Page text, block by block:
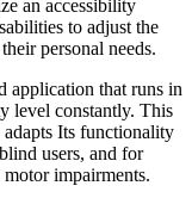
an accessibility
to adjust the
personal needs.
application that runs in
level constantly. This
Its functionality
users, and for
impairments.